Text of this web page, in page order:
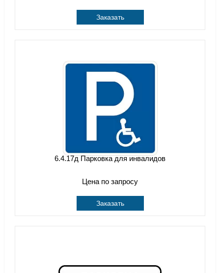
Заказать
6.4.17д Парковка для инвалидов
Цена по запросу
Заказать